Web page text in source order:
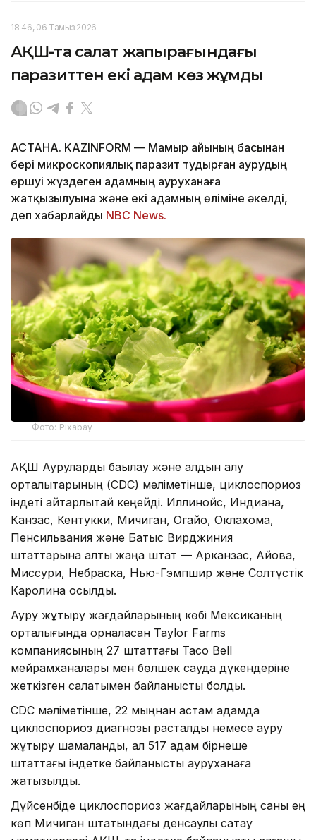
18:46, 06 Тамыз 2026
АҚШ-та салат жапырағындағы
паразиттен екі адам көз жұмды
АСТАНА. KAZINFORM — Мамыр айының басынан
бері микроскопиялық паразит тудырған аурудың
өршуі жүздеген адамның ауруханаға
жатқызылуына және екі адамның өліміне әкелді,
деп хабарлайды NBC News.
Фото: Pixabay
АҚШ Ауруларды бақылау және алдын алу
орталықтарының (CDC) мәліметінше, циклоспориоз
індеті айтарлықтай кеңейді. Иллинойс, Индиана,
Канзас, Кентукки, Мичиган, Огайо, Оклахома,
Пенсильвания және Батыс Вирджиния
штаттарына алты жаңа штат — Арканзас, Айова,
Миссури, Небраска, Нью-Гэмпшир және Солтүстік
Каролина қосылды.
Ауру жұқтыру жағдайларының көбі Мексиканың
орталығында орналасқан Taylor Farms
компаниясының 27 штаттағы Taco Bell
мейрамханалары мен бөлшек сауда дүкендеріне
жеткізген салатымен байланысты болды.
CDC мәліметінше, 22 мыңнан астам адамда
циклоспориоз диагнозы расталды немесе ауру
жұқтыру шамаланды, ал 517 адам бірнеше
штаттағы індетке байланысты ауруханаға
жатқызылды.
Дүйсенбіде циклоспориоз жағдайларының саны ең
көп Мичиган штатындағы денсаулық сақтау